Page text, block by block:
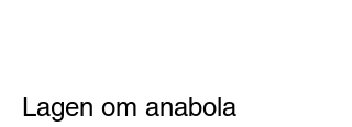
Lagen om anabola